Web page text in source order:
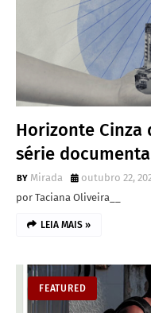
Horizonte Cinza
série
Mirada
outubro 22,
por Taciana Oliveira__
LEIA MAIS »
FEATURED